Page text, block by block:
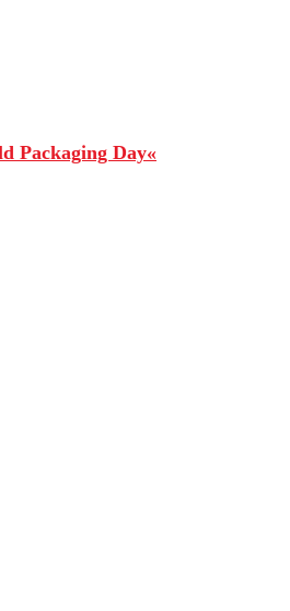
Packaging Day«